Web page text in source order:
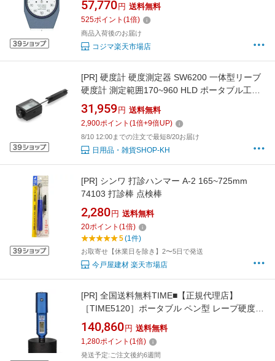
57,770 円 送料無料
525ポイント (1倍)
商品入荷後のお届け
コジマ楽天市場店
[PR] 硬度計 硬度測定器 SW6200 一体型リーブ
硬度計 測定範囲170~960 HLD ポータブル工業
用硬度計金属硬度計 デジタル硬度計 高精度 硬
度計 ジュロメーター
31,959 円 送料無料
2,900ポイント (1倍+9倍UP)
8/10 12:00までの注文で最短8/20お届け
日用品・雑貨SHOP-KH
[PR] シンワ 打診ハンマー A-2 165~725mm
74103 打診棒 点検棒
2,280 円 送料無料
20ポイント (1倍)
5(1件)
お取寄せ【休業日を除き】2〜5日で発送
今戸屋建材 楽天市場店
[PR] 全国送料無料TIME■【正規代理店】
［TIME5120］ポータブル ペン型 レープ硬度計
測定器TIME5120（旧バージョンTH1100）
140,860 円 送料無料
1,280ポイント (1倍)
発送予定:ご注文後約6週間